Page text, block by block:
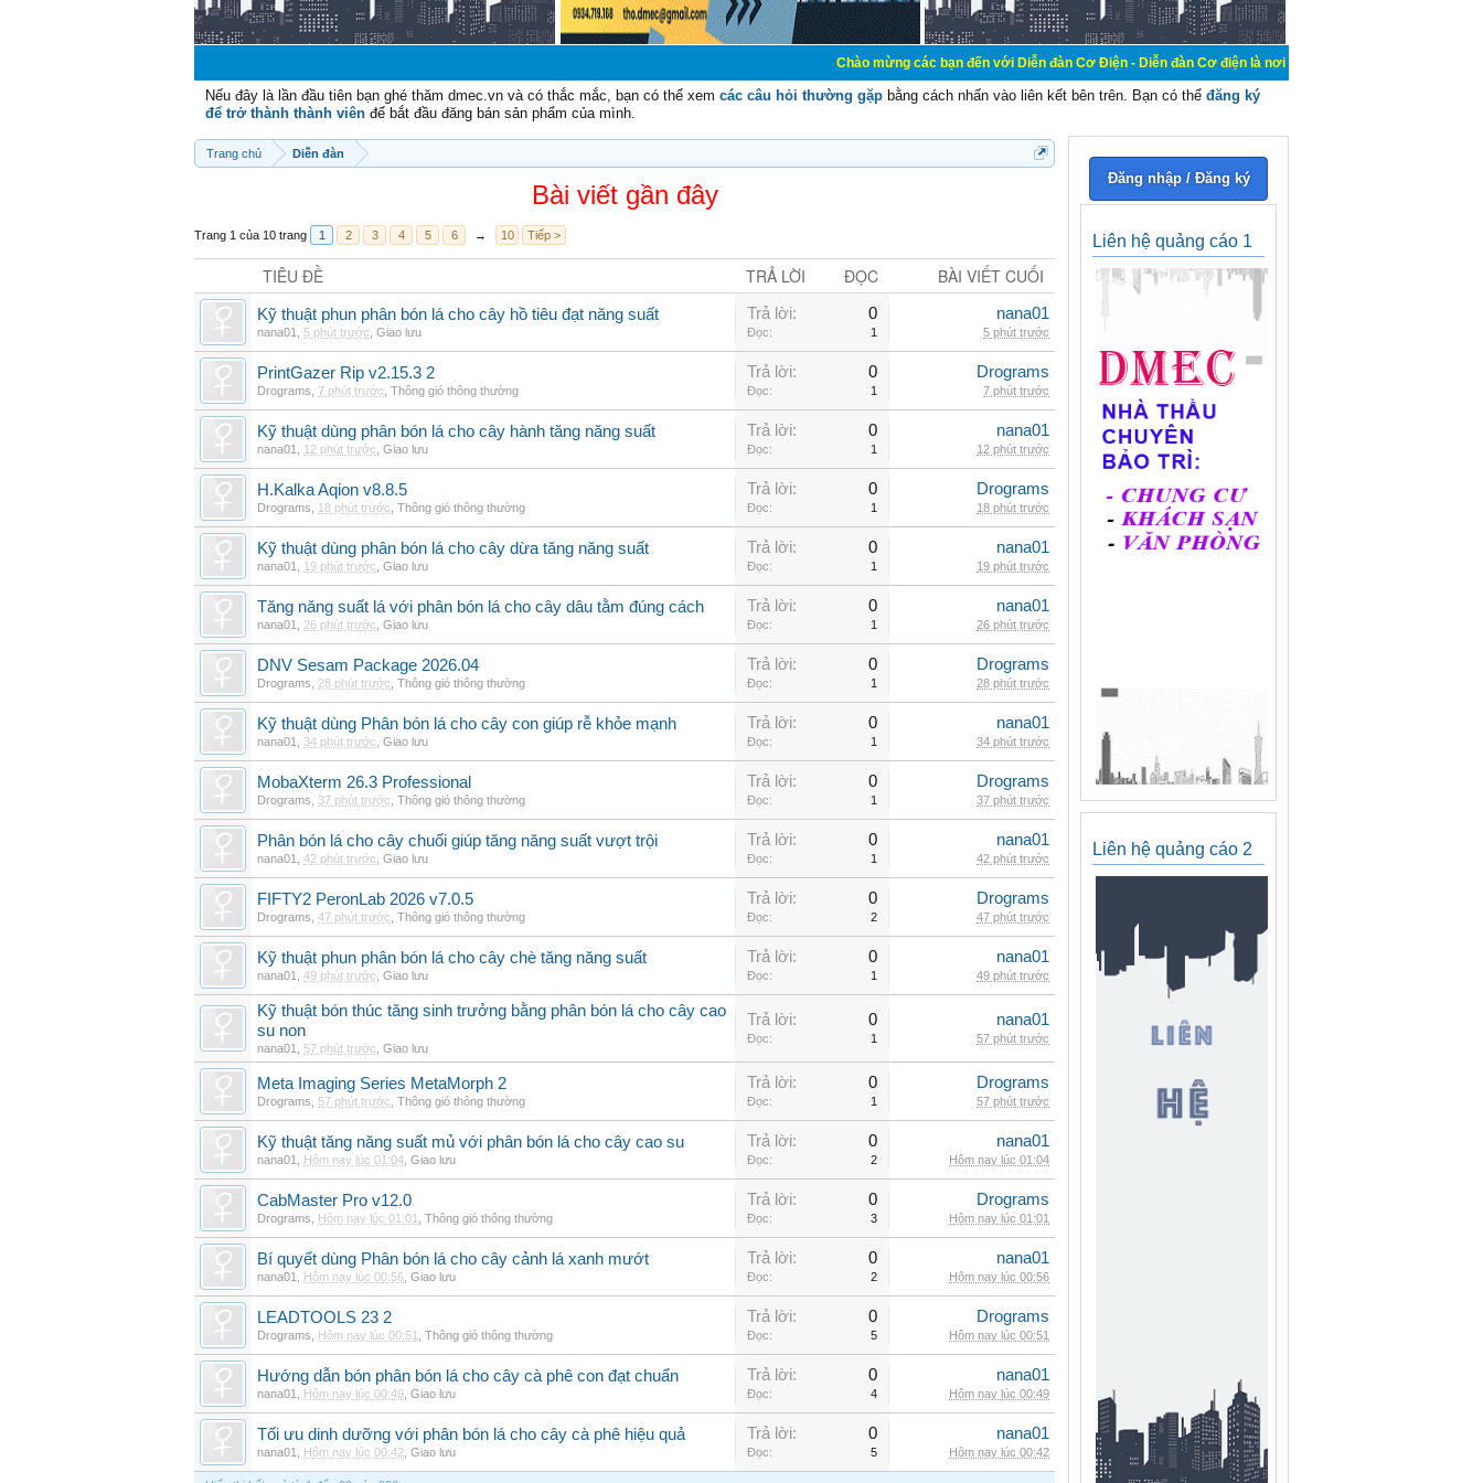
Chào mừng các bạn đến với Diễn đàn Cơ Điện - Diễn đàn Cơ điện là nơi chia sẽ kiến thức kinh nghiệm trong
Nếu đây là lần đầu tiên bạn ghé thăm dmec.vn và có thắc mắc, bạn có thể xem các câu hỏi thường gặp bằng cách nhấn vào liên kết bên trên. Bạn có thể đăng ký
để trở thành thành viên để bắt đầu đăng bán sản phẩm của mình.
Trang chủ Diễn đàn
Bài viết gần đây
Trang 1 của 10 trang 1 2 3 4 5 6 → 10 Tiếp >
TIÊU ĐỀ TRẢ LỜI ĐỌC BÀI VIẾT CUỐI
Kỹ thuật phun phân bón lá cho cây hồ tiêu đạt năng suất
nana01 5 phút trước Giao lưu
Trả lời: 0
Đọc: 1
nana01
5 phút trước
PrintGazer Rip v2.15.3 2
Drograms 7 phút trước Thông gió thông thường
Trả lời: 0
Đọc: 1
Drograms
7 phút trước
Kỹ thuật dùng phân bón lá cho cây hành tăng năng suất
nana01 12 phút trước Giao lưu
Trả lời: 0
Đọc: 1
nana01
12 phút trước
H.Kalka Aqion v8.8.5
Drograms 18 phút trước Thông gió thông thường
Trả lời: 0
Đọc: 1
Drograms
18 phút trước
Kỹ thuật dùng phân bón lá cho cây dừa tăng năng suất
nana01 19 phút trước Giao lưu
Trả lời: 0
Đọc: 1
nana01
19 phút trước
Tăng năng suất lá với phân bón lá cho cây dâu tằm đúng cách
nana01 26 phút trước Giao lưu
Trả lời: 0
Đọc: 1
nana01
26 phút trước
DNV Sesam Package 2026.04
Drograms 28 phút trước Thông gió thông thường
Trả lời: 0
Đọc: 1
Drograms
28 phút trước
Kỹ thuật dùng Phân bón lá cho cây con giúp rễ khỏe mạnh
nana01 34 phút trước Giao lưu
Trả lời: 0
Đọc: 1
nana01
34 phút trước
MobaXterm 26.3 Professional
Drograms 37 phút trước Thông gió thông thường
Trả lời: 0
Đọc: 1
Drograms
37 phút trước
Phân bón lá cho cây chuối giúp tăng năng suất vượt trội
nana01 42 phút trước Giao lưu
Trả lời: 0
Đọc: 1
nana01
42 phút trước
FIFTY2 PeronLab 2026 v7.0.5
Drograms 47 phút trước Thông gió thông thường
Trả lời: 0
Đọc: 2
Drograms
47 phút trước
Kỹ thuật phun phân bón lá cho cây chè tăng năng suất
nana01 49 phút trước Giao lưu
Trả lời: 0
Đọc: 1
nana01
49 phút trước
Kỹ thuật bón thúc tăng sinh trưởng bằng phân bón lá cho cây cao
su non
nana01 57 phút trước Giao lưu
Trả lời: 0
Đọc: 1
nana01
57 phút trước
Meta Imaging Series MetaMorph 2
Drograms 57 phút trước Thông gió thông thường
Trả lời: 0
Đọc: 1
Drograms
57 phút trước
Kỹ thuật tăng năng suất mủ với phân bón lá cho cây cao su
nana01 Hôm nay lúc 01:04 Giao lưu
Trả lời: 0
Đọc: 2
nana01
Hôm nay lúc 01:04
CabMaster Pro v12.0
Drograms Hôm nay lúc 01:01 Thông gió thông thường
Trả lời: 0
Đọc: 3
Drograms
Hôm nay lúc 01:01
Bí quyết dùng Phân bón lá cho cây cảnh lá xanh mướt
nana01 Hôm nay lúc 00:56 Giao lưu
Trả lời: 0
Đọc: 2
nana01
Hôm nay lúc 00:56
LEADTOOLS 23 2
Drograms Hôm nay lúc 00:51 Thông gió thông thường
Trả lời: 0
Đọc: 5
Drograms
Hôm nay lúc 00:51
Hướng dẫn bón phân bón lá cho cây cà phê con đạt chuẩn
nana01 Hôm nay lúc 00:49 Giao lưu
Trả lời: 0
Đọc: 4
nana01
Hôm nay lúc 00:49
Tối ưu dinh dưỡng với phân bón lá cho cây cà phê hiệu quả
nana01 Hôm nay lúc 00:42 Giao lưu
Trả lời: 0
Đọc: 5
nana01
Hôm nay lúc 00:42
Đăng nhập / Đăng ký
Liên hệ quảng cáo 1
Liên hệ quảng cáo 2